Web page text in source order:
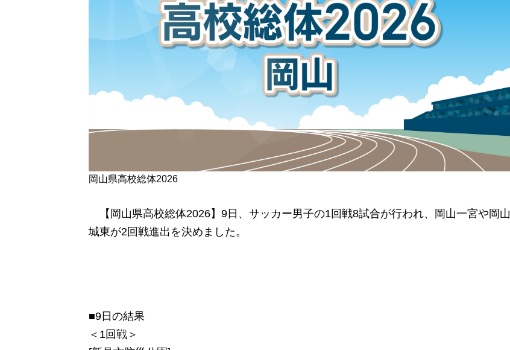
岡山県高校総体2026
【岡山県高校総体2026】9日、サッカー男子の1回戦8試合が行われ、岡山一宮や岡山
城東が2回戦進出を決めました。
■9日の結果
＜1回戦＞